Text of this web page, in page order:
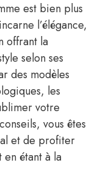
est bien plus
l’élégance,
offrant la
selon ses
des modèles
les
votre
vous êtes
et de profiter
étant à la